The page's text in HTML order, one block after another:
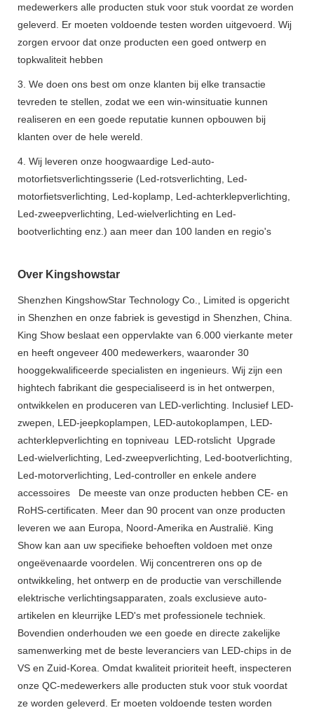
medewerkers alle producten stuk voor stuk voordat ze worden
geleverd. Er moeten voldoende testen worden uitgevoerd. Wij
zorgen ervoor dat onze producten een goed ontwerp en
topkwaliteit hebben
3. We doen ons best om onze klanten bij elke transactie
tevreden te stellen, zodat we een win-winsituatie kunnen
realiseren en een goede reputatie kunnen opbouwen bij
klanten over de hele wereld.
4. Wij leveren onze hoogwaardige Led-auto-
motorfietsverlichtingsserie (Led-rotsverlichting, Led-
motorfietsverlichting, Led-koplamp, Led-achterklepverlichting,
Led-zweepverlichting, Led-wielverlichting en Led-
bootverlichting enz.) aan meer dan 100 landen en regio's
Over Kingshowstar
Shenzhen KingshowStar Technology Co., Limited is opgericht
in Shenzhen en onze fabriek is gevestigd in Shenzhen, China.
King Show beslaat een oppervlakte van 6.000 vierkante meter
en heeft ongeveer 400 medewerkers, waaronder 30
hooggekwalificeerde specialisten en ingenieurs. Wij zijn een
hightech fabrikant die gespecialiseerd is in het ontwerpen,
ontwikkelen en produceren van LED-verlichting. Inclusief LED-
zwepen, LED-jeepkoplampen, LED-autokoplampen, LED-
achterklepverlichting en topniveau LED-rotslicht Upgrade
Led-wielverlichting, Led-zweepverlichting, Led-bootverlichting,
Led-motorverlichting, Led-controller en enkele andere
accessoires De meeste van onze producten hebben CE- en
RoHS-certificaten. Meer dan 90 procent van onze producten
leveren we aan Europa, Noord-Amerika en Australië. King
Show kan aan uw specifieke behoeften voldoen met onze
ongeëvenaarde voordelen. Wij concentreren ons op de
ontwikkeling, het ontwerp en de productie van verschillende
elektrische verlichtingsapparaten, zoals exclusieve auto-
artikelen en kleurrijke LED's met professionele techniek.
Bovendien onderhouden we een goede en directe zakelijke
samenwerking met de beste leveranciers van LED-chips in de
VS en Zuid-Korea. Omdat kwaliteit prioriteit heeft, inspecteren
onze QC-medewerkers alle producten stuk voor stuk voordat
ze worden geleverd. Er moeten voldoende testen worden